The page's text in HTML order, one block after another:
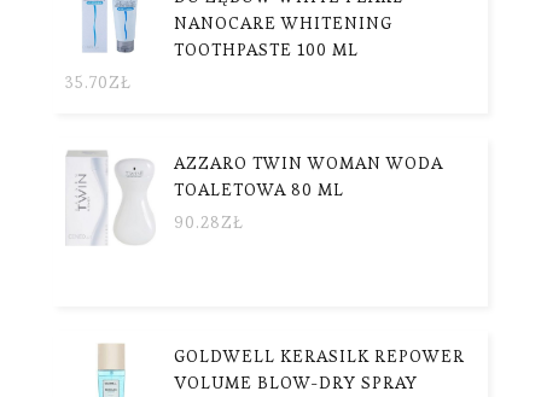
NANOCARE WHITENING
TOOTHPASTE 100 ML
35.70ZŁ
AZZARO TWIN WOMAN WODA
TOALETOWA 80 ML
90.28ZŁ
GOLDWELL KERASILK REPOWER
VOLUME BLOW-DRY SPRAY